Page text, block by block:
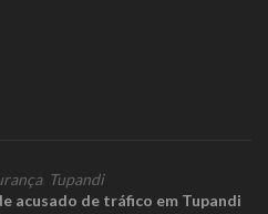
, Tupandi
acusado de tráfico em Tupandi